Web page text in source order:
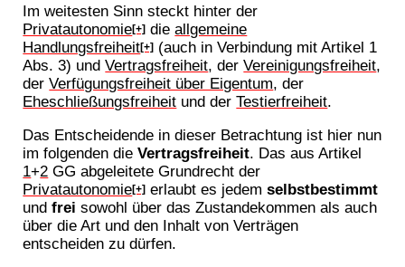
Im weitesten Sinn steckt hinter der
Privatautonomie[+] dieallgemeine
Handlungsfreiheit[+] (auch in Verbindung mit Artikel 1
Abs. 3) undVertragsfreiheit, derVereinigungsfreiheit,
derVerfügungsfreiheit über Eigentum, der
Eheschließungsfreiheit und derTestierfreiheit.
Das Entscheidende in dieser Betrachtung ist hier nun
im folgenden dieVertragsfreiheit. Das aus Artikel
1+2 GG abgeleitete Grundrecht der
Privatautonomie[+] erlaubt es jedemselbstbestimmt
undfrei sowohl über das Zustandekommen als auch
über die Art und den Inhalt von Verträgen
entscheiden zu dürfen.